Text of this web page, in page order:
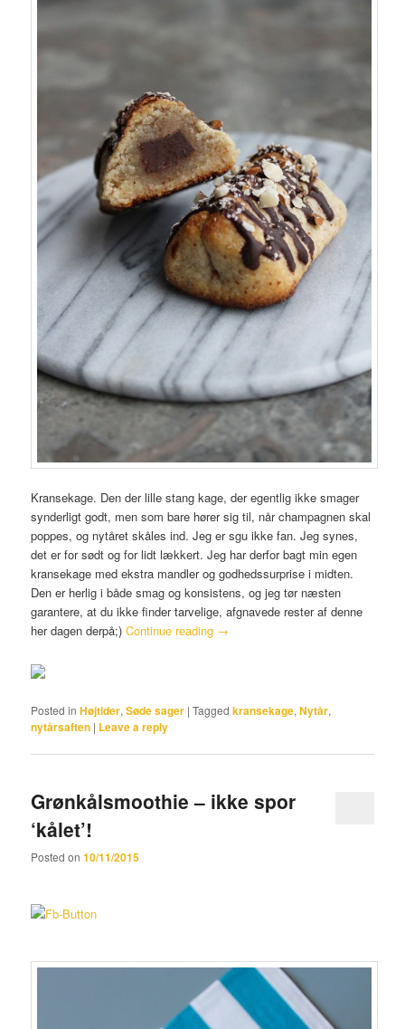
Kransekage. Den der lille stang kage, der egentlig ikke smager
synderligt godt, men som bare hører sig til, når champagnen skal
poppes, og nytåret skåles ind. Jeg er sgu ikke fan. Jeg synes,
det er for sødt og for lidt lækkert. Jeg har derfor bagt min egen
kransekage med ekstra mandler og godhedssurprise i midten.
Den er herlig i både smag og konsistens, og jeg tør næsten
garantere, at du ikke finder tarvelige, afgnavede rester af denne
her dagen derpå;)Continue reading →
Posted in Højtider,Søde sager |Tagged kransekage,Nytår,
nytårsaften | Leave a reply
Grønkålsmoothie – ikke spor
‘kålet’!
Posted on10/11/2015